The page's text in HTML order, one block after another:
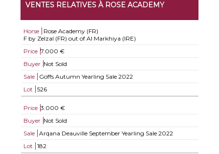
VENTES RELATIVES À ROSE ACADEMY
Horse
Rose Academy (FR)
F by Zelzal (FR) out of Al Markhiya (IRE)
Price 7.000 €
Buyer Not Sold
Sale
Goffs Autumn Yearling Sale 2022
Lot
526
Price 3.000 €
Buyer Not Sold
Sale
Arqana Deauville September Yearling Sale 2022
Lot
182